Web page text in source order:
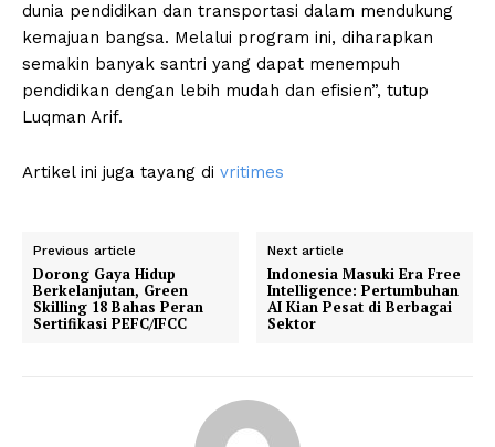
dunia pendidikan dan transportasi dalam mendukung
kemajuan bangsa. Melalui program ini, diharapkan
semakin banyak santri yang dapat menempuh
pendidikan dengan lebih mudah dan efisien”, tutup
Luqman Arif.
Artikel ini juga tayang di vritimes
Previous article
Dorong Gaya Hidup
Berkelanjutan, Green
Skilling 18 Bahas Peran
Sertifikasi PEFC/IFCC
Next article
Indonesia Masuki Era Free
Intelligence: Pertumbuhan
AI Kian Pesat di Berbagai
Sektor